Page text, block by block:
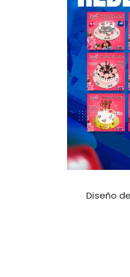
Diseño